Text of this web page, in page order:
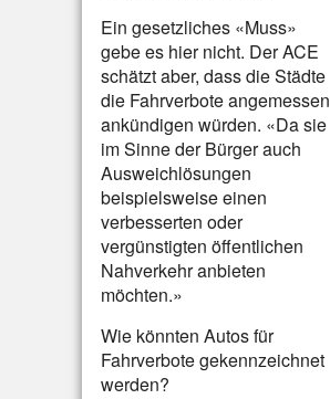
Ein gesetzliches «Muss»
gebe es hier nicht. Der ACE
schätzt aber, dass die Städte
die Fahrverbote angemessen
ankündigen würden. «Da sie
im Sinne der Bürger auch
Ausweichlösungen
beispielsweise einen
verbesserten oder
vergünstigten öffentlichen
Nahverkehr anbieten
möchten.»
Wie könnten Autos für
Fahrverbote gekennzeichnet
werden?